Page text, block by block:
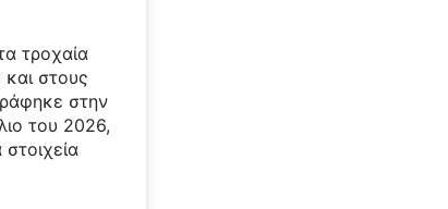
τροχαία
στους
στην
του 2026,